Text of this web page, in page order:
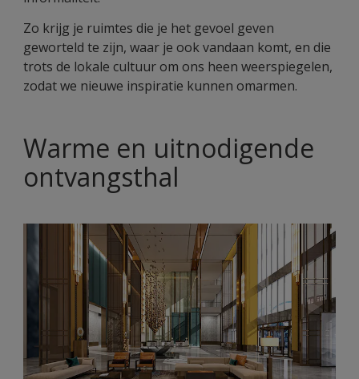
Zo krijg je ruimtes die je het gevoel geven
geworteld te zijn, waar je ook vandaan komt, en die
trots de lokale cultuur om ons heen weerspiegelen,
zodat we nieuwe inspiratie kunnen omarmen.
Warme en uitnodigende
ontvangsthal